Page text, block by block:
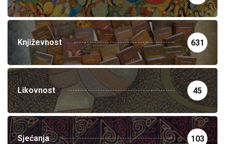
Književnost 631
Likovnost 45
Sjećanja 103